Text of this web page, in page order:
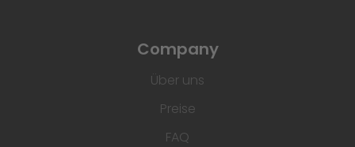
Company
Über uns
Preise
FAQ